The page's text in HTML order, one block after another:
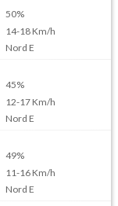
50%
14-18Km/h
Nord E
45%
12-17Km/h
Nord E
49%
11-16Km/h
Nord E